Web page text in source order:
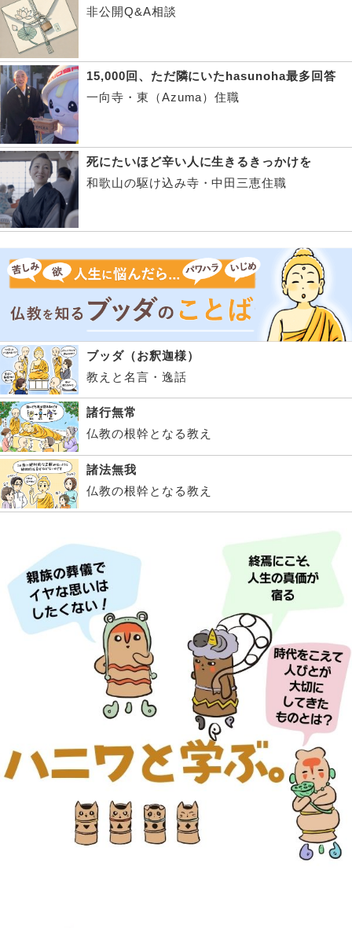
非公開Q&A相談
15,000回、ただ隣にいたhasunoha最多回答
一向寺・東（Azuma）住職
死にたいほど辛い人に生きるきっかけを
和歌山の駆け込み寺・中田三恵住職
ブッダ（お釈迦様）
教えと名言・逸話
諸行無常
仏教の根幹となる教え
諸法無我
仏教の根幹となる教え